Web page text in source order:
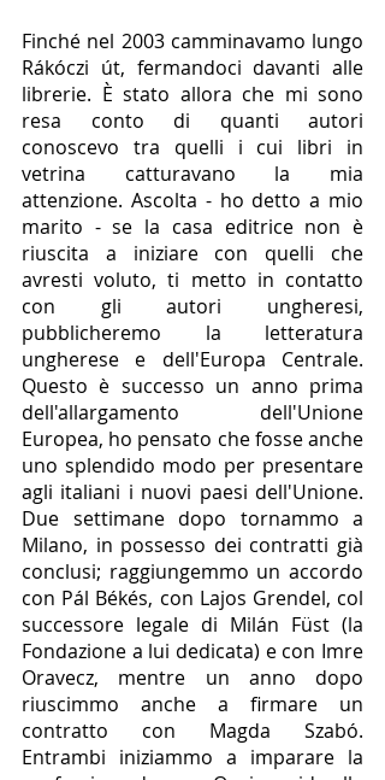
Finché nel 2003 camminavamo lungo
Rákóczi út, fermandoci davanti alle
librerie. È stato allora che mi sono
resa conto di quanti autori
conoscevo tra quelli i cui libri in
vetrina catturavano la mia
attenzione. Ascolta - ho detto a mio
marito - se la casa editrice non è
riuscita a iniziare con quelli che
avresti voluto, ti metto in contatto
con gli autori ungheresi,
pubblicheremo la letteratura
ungherese e dell'Europa Centrale.
Questo è successo un anno prima
dell'allargamento dell'Unione
Europea, ho pensato che fosse anche
uno splendido modo per presentare
agli italiani i nuovi paesi dell'Unione.
Due settimane dopo tornammo a
Milano, in possesso dei contratti già
conclusi; raggiungemmo un accordo
con Pál Békés, con Lajos Grendel, col
successore legale di Milán Füst (la
Fondazione a lui dedicata) e con Imre
Oravecz, mentre un anno dopo
riuscimmo anche a firmare un
contratto con Magda Szabó.
Entrambi iniziammo a imparare la